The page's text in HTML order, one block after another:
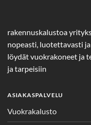
rakennuskalustoa
nopeasti, luotettavasti
löydät vuokrakoneet ja
ja tarpeisiin
ASIAKASPALVELU
Vuokrakalusto